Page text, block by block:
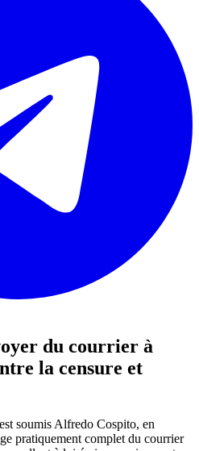
du courrier à
la censure et
soumis Alfredo Cospito, en
pratiquement complet du courrier